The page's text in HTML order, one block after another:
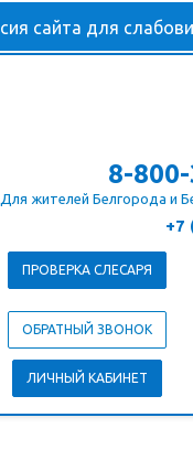
8-
Для жителей Белгорода и
+7
ПРОВЕРКА СЛЕСАРЯ
ОБРАТНЫЙ ЗВОНОК
ЛИЧНЫЙ КАБИНЕТ